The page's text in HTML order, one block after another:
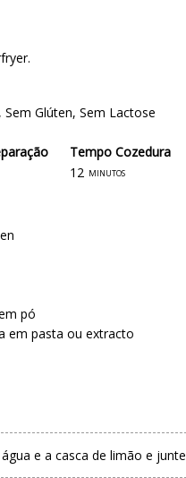
, Sem Glúten, Sem Lactose
Tempo Cozedura
12 minutos
pó
em pasta ou extracto
e a casca de limão e